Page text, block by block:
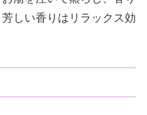
しい香りはリラックス効